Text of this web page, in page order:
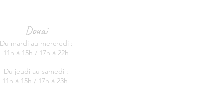
Douai
Du mardi au mercredi :
11h à 15h / 17h à 22h
Du jeudi au samedi :
11h à 15h / 17h à 23h